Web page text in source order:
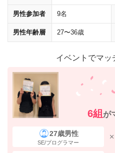
正面の通り（外堀通り）を渡ります
男性参加者 9名
男性年齢層 27〜36歳
イベントでマッ
6組 が
27歳男性
SE/プログラマー